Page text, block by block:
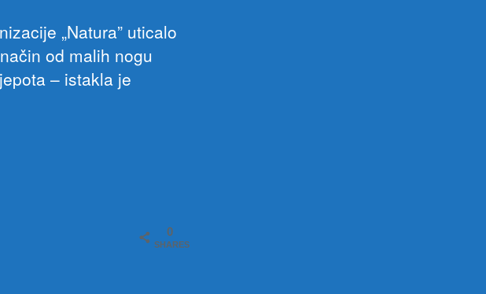
„Natura” uticalo
od malih nogu
– istakla je
0
SHARES